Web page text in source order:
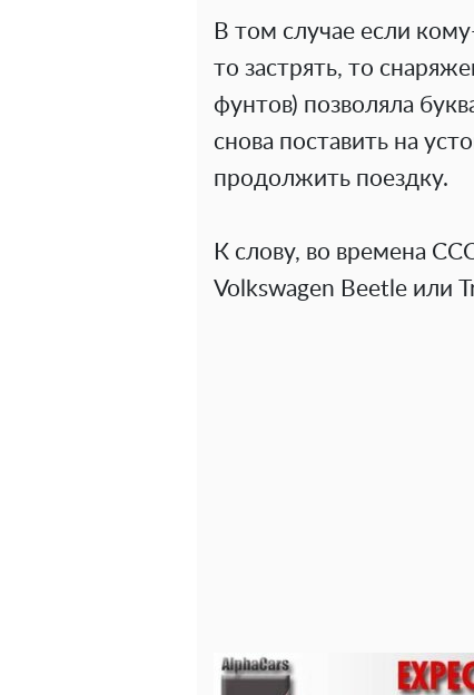
В том случае если
то застрять, то
фунтов) позволяла
снова поставить на
продолжить поездку.
К слову, во времена
Volkswagen Beetle или